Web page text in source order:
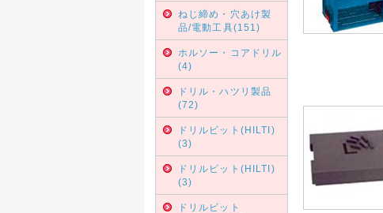
ねじ締め・穴あけ製
品/電動工具(151)
ホルソー・コアドリル
(4)
ドリル・ハツリ製品
(72)
ドリルビット(HILTI)
(3)
ドリルビット(HILTI)
(3)
ドリルビット